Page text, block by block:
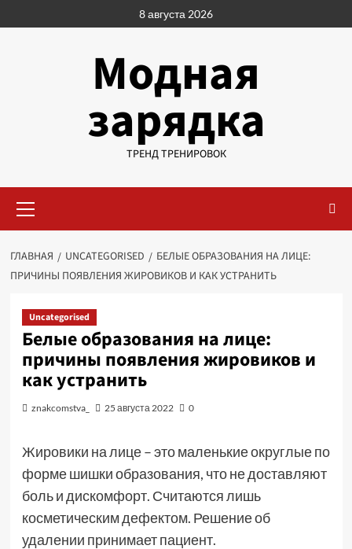
к
8 августа 2026
Модная
зарядка
ТРЕНД ТРЕНИРОВОК
меню
ГЛАВНАЯ UNCATEGORISED
БЕЛЫЕ ОБРАЗОВАНИЯ НА ЛИЦЕ:
ПРИЧИНЫ ПОЯВЛЕНИЯ ЖИРОВИКОВ И КАК УСТРАНИТЬ
Uncategorised
Белые образования на лице:
причины появления жировиков и
как устранить
znakcomstva_ 25 августа 2022 0
Жировики на лице – это маленькие округлые по
форме шишки образования, что не доставляют
боль и дискомфорт. Считаются лишь
косметическим дефектом. Решение об
удалении принимает пациент.